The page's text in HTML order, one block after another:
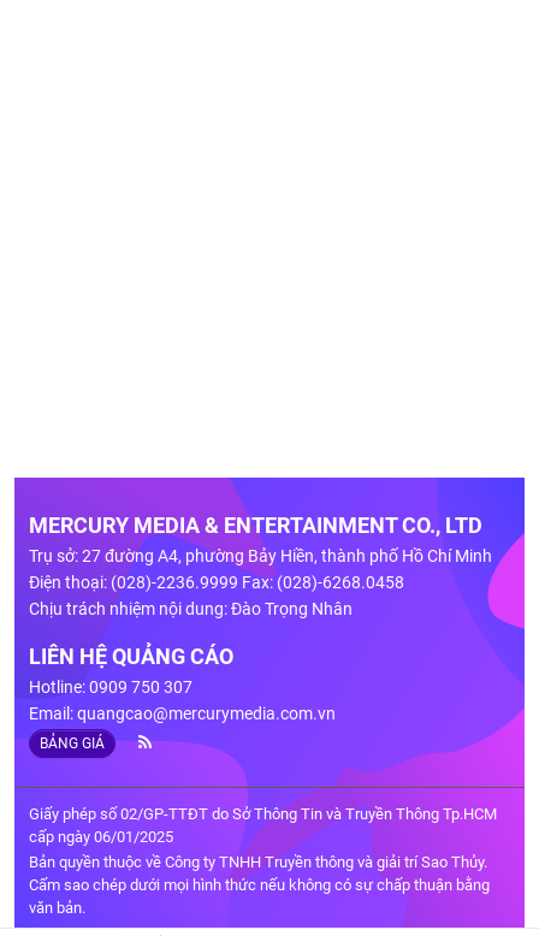
MERCURY MEDIA & ENTERTAINMENT CO., LTD
Trụ sở: 27 đường A4, phường Bảy Hiền, thành phố Hồ Chí Minh
Điện thoại: (028)-2236.9999 Fax: (028)-6268.0458
Chịu trách nhiệm nội dung: Đào Trọng Nhân
LIÊN HỆ QUẢNG CÁO
Hotline: 0909 750 307
Email:quangcao@mercurymedia.com.vn
BẢNG GIÁ
Giấy phép số 02/GP-TTĐT do Sở Thông Tin và Truyền Thông Tp.HCM
cấp ngày 06/01/2025
Bản quyền thuộc về Công ty TNHH Truyền thông và giải trí Sao Thủy.
Cấm sao chép dưới mọi hình thức nếu không có sự chấp thuận bằng
văn bản.